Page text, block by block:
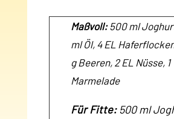
Maßvoll:500 ml
ml Öl, 4 EL
g Beeren, 2 EL Nüsse, 1
Marmelade
Für Fitte:500 ml